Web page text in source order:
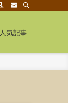
人気記事